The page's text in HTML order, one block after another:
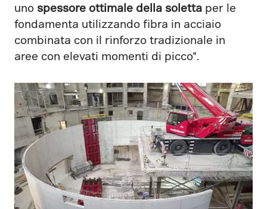
uno spessore ottimale della soletta per le
fondamenta utilizzando fibra in acciaio
combinata con il rinforzo tradizionale in
aree con elevati momenti di picco”.